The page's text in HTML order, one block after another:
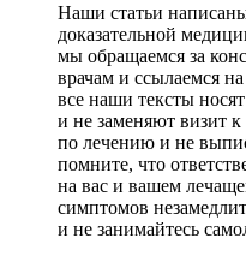
Наши статьи
доказательной
мы обращаемся за
врачам и ссылаемся
все наши тексты
и не заменяют визит
по лечению и не
помните, что
на вас и вашем
симптомов
и не занимайтесь